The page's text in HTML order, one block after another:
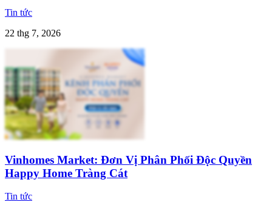
Tin tức
22 thg 7, 2026
Vinhomes Market: Đơn Vị Phân Phối Độc Quyền
Happy Home Tràng Cát
Tin tức